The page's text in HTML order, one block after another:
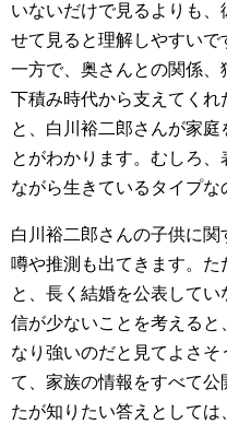
いないだけで見るよりも
せて見ると理解しやすい
一方で、奥さんとの関係、
下積み時代から支えてくれ
と、白川裕二郎さんが家
とがわかります。むしろ
ながら生きているタイプな
白川裕二郎さんの子供に
噂や推測も出てきます。た
と、長く結婚を公表して
信が少ないことを考える
なり強いのだと見てよさ
て、家族の情報をすべて
たが知りたい答えとして